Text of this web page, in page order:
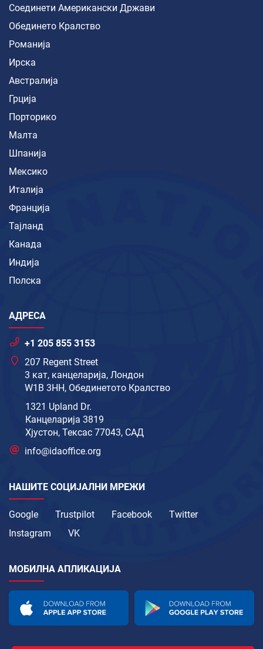
Соединети Американски Држави
Обединето Кралство
Романија
Ирска
Австралија
Грција
Порторико
Малта
Шпанија
Мексико
Италија
Франција
Тајланд
Канада
Индија
Полска
АДРЕСА
+1 205 855 3153
207 Regent Street
3 кат, канцеларија, Лондон
W1B 3HH, Обединетото Кралство
1321 Upland Dr.
Канцеларија 3819
Хјустон, Тексас 77043, САД
info@idaoffice.org
НАШИТЕ СОЦИЈАЛНИ МРЕЖИ
Google Trustpilot Facebook
Twitter
Instagram
VK
МОБИЛНА АПЛИКАЦИЈА